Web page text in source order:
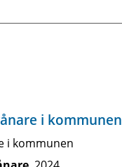
i kommunen
i kommunen